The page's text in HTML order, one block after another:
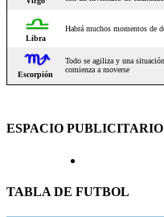
ESPACIO PUBLICITARIO
TABLA DE FUTBOL